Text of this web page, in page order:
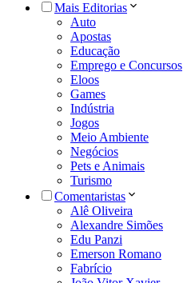
Mais Editorias
Auto
Apostas
Educação
Emprego e Concursos
Eloos
Games
Indústria
Jogos
Meio Ambiente
Negócios
Pets e Animais
Turismo
Comentaristas
Alê Oliveira
Alexandre Simões
Edu Panzi
Emerson Romano
Fabrício